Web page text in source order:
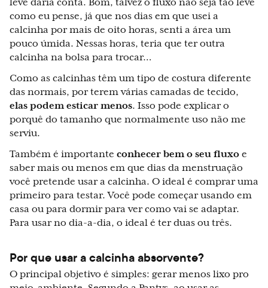
leve daria conta. Bom, talvez o fluxo não seja tão leve
como eu pense, já que nos dias em que usei a
calcinha por mais de oito horas, senti a área um
pouco úmida. Nessas horas, teria que ter outra
calcinha na bolsa para trocar…
Como as calcinhas têm um tipo de costura diferente
das normais, por terem várias camadas de tecido,
elas podem esticar menos. Isso pode explicar o
porquê do tamanho que normalmente uso não me
serviu.
Também é importante conhecer bem o seu fluxo e
saber mais ou menos em que dias da menstruação
você pretende usar a calcinha. O ideal é comprar uma
primeiro para testar. Você pode começar usando em
casa ou para dormir para ver como vai se adaptar.
Para usar no dia-a-dia, o ideal é ter duas ou três.
Por que usar a calcinha absorvente?
O principal objetivo é simples: gerar menos lixo pro